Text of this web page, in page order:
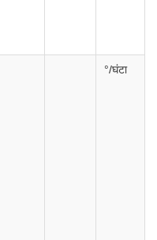
°/घंटा